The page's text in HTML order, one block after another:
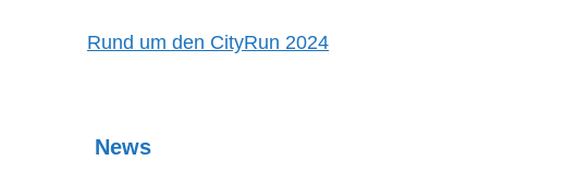
Post
Rund um den CityRun 2024
News